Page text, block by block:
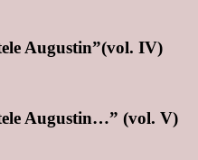
Augustin”(vol. IV)
Augustin…” (vol. V)